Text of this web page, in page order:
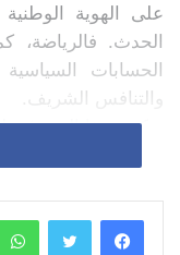
على الهوية
الحدث. فالرياضة،
الحسابات
والتنافس الشريف.
يعكس هذا التصرف،
بتشويه صورة
الاتحاد الإفريقي